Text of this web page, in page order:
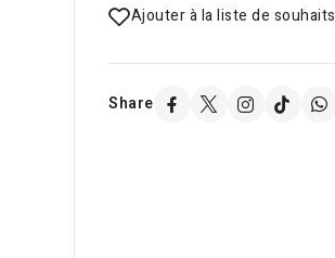
Ajouter à la liste de souhaits
Share